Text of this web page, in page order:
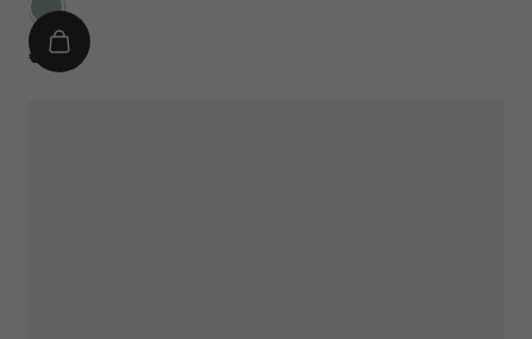
Groen
€
€ 11,95
IN